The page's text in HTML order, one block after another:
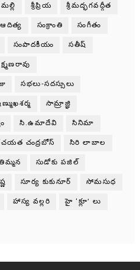
మల్లి శ్రీప్రియ శ్రీమద్భగవద్గీత
సంక్రాంతి సంగీతం
సంపాదకీయం సతీష్
సభలు-సదస్సులు
సామ్రాజ్ఞి
సి.ఉమాదేవి సినిమా
చంద్రబోస్ సిరి లాబాల
సుడోకు పజిల్
సూర్య కుకునూర్ సోమసుధ
హాస్య వల్లరి హై ‘క్లూ’ లు